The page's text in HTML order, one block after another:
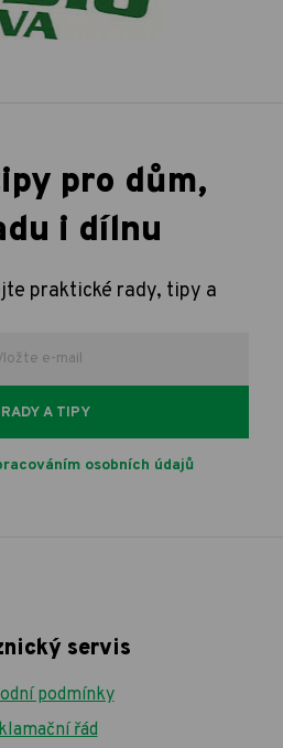
pro dům,
i dílnu
praktické rady, tipy a
RADY A TIPY
osobních údajů
servis
podmínky
řád